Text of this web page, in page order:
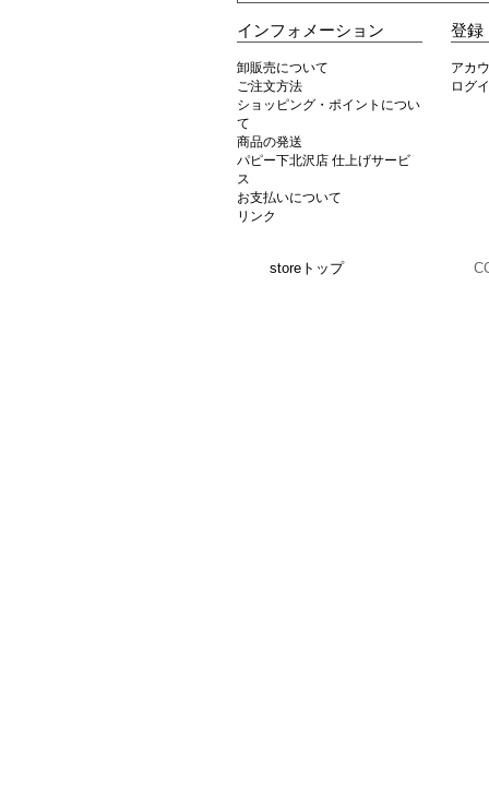
インフォメーション
卸販売について
ご注文方法
ショッピング・ポイントについ
て
商品の発送
パピー下北沢店 仕上げサービ
ス
お支払いについて
リンク
登録
アカ
ログ
storeトップ